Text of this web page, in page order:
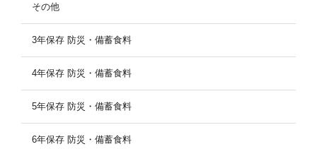
その他
3年保存 防災・備蓄食料
4年保存 防災・備蓄食料
5年保存 防災・備蓄食料
6年保存 防災・備蓄食料